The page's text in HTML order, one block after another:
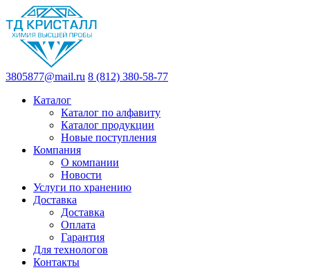
3805877@mail.ru 8 (812) 380-58-77
Каталог
Каталог по алфавиту
Каталог продукции
Новые поступления
Компания
О компании
Новости
Услуги по хранению
Доставка
Доставка
Оплата
Гарантия
Для технологов
Контакты